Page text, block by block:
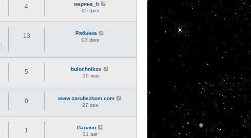
4
марина_b
05 фев
13
Рябинка
03 фев
5
bulochnikov
10 янв
0
www.zarubezhom.com
27 сен
1
Павлов
31 авг